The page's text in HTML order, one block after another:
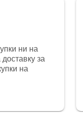
ни на
за
на
магазина
решена.
после